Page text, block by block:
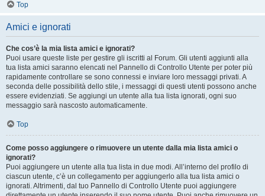
Top
Amici e ignorati
Che cos’è la mia lista amici e ignorati?
Puoi usare queste liste per gestire gli iscritti al Forum. Gli utenti aggiunti alla
tua lista amici saranno elencati nel Pannello di Controllo Utente per poter più
rapidamente controllare se sono connessi e inviare loro messaggi privati. A
seconda delle possibilità dello stile, i messaggi di questi utenti possono anche
essere evidenziati. Se aggiungi un utente alla tua lista ignorati, ogni suo
messaggio sarà nascosto automaticamente.
Top
Come posso aggiungere o rimuovere un utente dalla mia lista amici o
ignorati?
Puoi aggiungere un utente alla tua lista in due modi. All’interno del profilo di
ciascun utente, c’è un collegamento per aggiungerlo alla tua lista amici o
ignorati. Altrimenti, dal tuo Pannello di Controllo Utente puoi aggiungere